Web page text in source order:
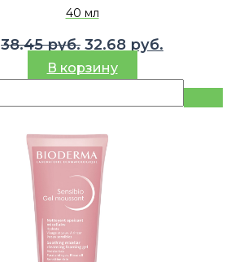
40 мл
38.45руб. Первоначальная
цена
38.45 руб..
32.68 руб.
32.68 руб..
В корзину